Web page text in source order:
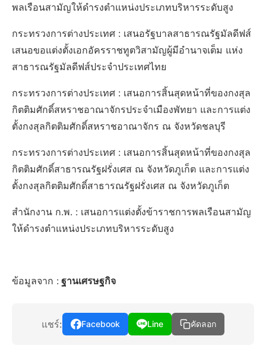
พลเรือนสามัญให้ดำรงตำแหน่งประเภทบริหารระดับสูง
กระทรวงการต่างประเทศ : เสนอรัฐบาลสาธารณรัฐมัลดีฟส์
เสนอขอแต่งตั้งเอกอัครราชทูตวิสามัญผู้มีอำนาจเต็ม แห่ง
สาธารณรัฐมัลดีฟส์ประจำประเทศไทย
กระทรวงการต่างประเทศ : เสนอการสิ้นสุดหน้าที่ของกงสุล
กิตติมศักดิ์สหราชอาณาจักรประจำเมืองพัทยา และการแต่ง
ตั้งกงสุลกิตติมศักดิ์สหราชอาณาจักร ณ จังหวัดชลบุรี
กระทรวงการต่างประเทศ : เสนอการสิ้นสุดหน้าที่ของกงสุล
กิตติมศักดิ์สาธารณรัฐฝรั่งเศส ณ จังหวัดภูเก็ต และการแต่ง
ตั้งกงสุลกิตติมศักดิ์สาธารณรัฐฝรั่งเศส ณ จังหวัดภูเก็ต
สำนักงาน ก.พ. : เสนอการแต่งตั้งข้าราชการพลเรือนสามัญ
ให้ดำรงตำแหน่งประเภทบริหารระดับสูง
ข้อมูลจาก : ฐานเศรษฐกิจ
แชร์: Facebook Line คัดลอก